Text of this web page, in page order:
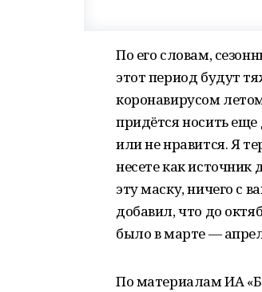
По его словам,
этот период будут
коронавирусом
придётся носить
или не нравится. Я
несете как
эту маску, ничего с
добавил, что до
было в марте —
По материалам ИА